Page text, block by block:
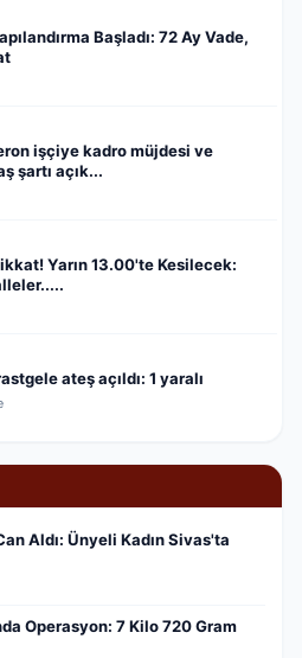
Başladı: 72 Ay Vade,
işçiye kadro müjdesi ve
şartı açık...
Yarın 13.00'te Kesilecek:
ateş açıldı: 1 yaralı
Aldı: Ünyeli Kadın Sivas'ta
Operasyon: 7 Kilo 720 Gram